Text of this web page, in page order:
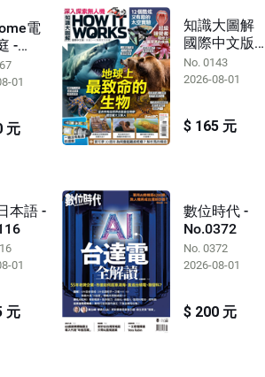
電
-
01
元
知識大圖解
國際中文版 -
No.0143
No. 0143
2026-08-01
$ 165 元
本語 -
01
元
數位時代 -
No.0372
No. 0372
2026-08-01
$ 200 元